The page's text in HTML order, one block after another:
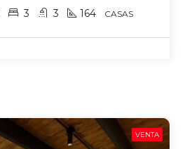
3 3 164 CASAS
VENTA